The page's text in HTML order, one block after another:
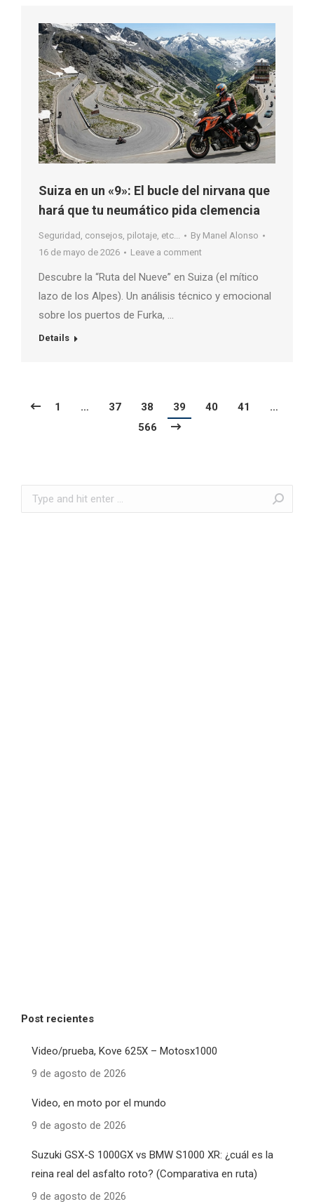
Suiza en un «9»: El bucle del nirvana que
hará que tu neumático pida clemencia
Seguridad, consejos, pilotaje, etc... By Manel Alonso
16 de mayo de 2026
Leave a comment
Descubre la “Ruta del Nueve” en Suiza (el mítico
lazo de los Alpes). Un análisis técnico y emocional
sobre los puertos de Furka, …
Details
1 … 37 38 39 40 41
…
566
Search:
Post recientes
Video/prueba, Kove 625X – Motosx1000
9 de agosto de 2026
Video, en moto por el mundo
9 de agosto de 2026
Suzuki GSX-S 1000GX vs BMW S1000 XR: ¿cuál es la
reina real del asfalto roto? (Comparativa en ruta)
9 de agosto de 2026